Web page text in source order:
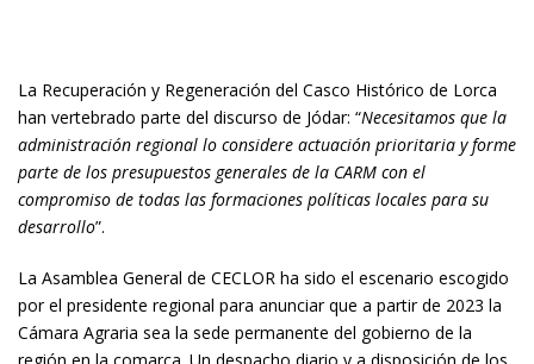
La Recuperación y Regeneración del Casco Histórico de Lorca
han vertebrado parte del discurso de Jódar: “Necesitamos que la
administración regional lo considere actuación prioritaria y forme
parte de los presupuestos generales de la CARM con el
compromiso de todas las formaciones políticas locales para su
desarrollo”.
La Asamblea General de CECLOR ha sido el escenario escogido
por el presidente regional para anunciar que a partir de 2023 la
Cámara Agraria sea la sede permanente del gobierno de la